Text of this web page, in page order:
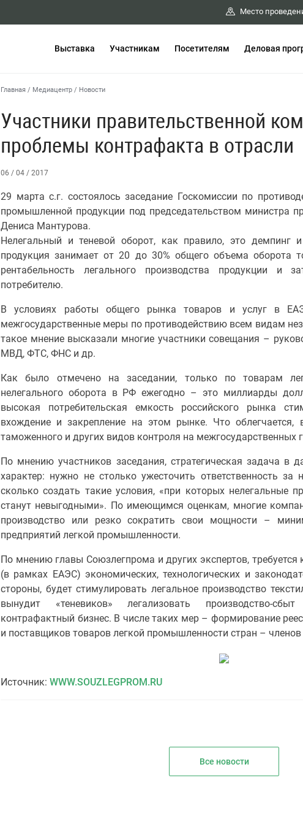
Место
Выставка Участникам Посетителям Деловая
Главная / Медиацентр / Новости
Участники правительственной
проблемы контрафакта в отрасли
06 / 04 / 2017
29 марта с.г. состоялось заседание Госкомиссии по
промышленной продукции под председательством министра
Дениса Мантурова.
Нелегальный и теневой оборот, как правило, это демпинг
продукция занимает от 20 до 30% общего объема оборота
рентабельность легального производства продукции и
потребителю.
В условиях работы общего рынка товаров и услуг в
межгосударственные меры по противодействию всем видам
такое мнение высказали многие участники совещания –
МВД, ФТС, ФНС и др.
Как было отмечено на заседании, только по товарам
нелегального оборота в РФ ежегодно – это миллиарды
высокая потребительская емкость российского рынка
вхождение и закрепление на этом рынке. Что облегчается,
таможенного и других видов контроля на межгосударственных
По мнению участников заседания, стратегическая задача в
характер: нужно не столько ужесточить ответственность за
сколько создать такие условия, «при которых нелегальные
станут невыгодными». По имеющимся оценкам, многие
производство или резко сократить свои мощности –
предприятий легкой промышленности.
По мнению главы Союзлегпрома и других экспертов,
(в рамках ЕАЭС) экономических, технологических и
стороны, будет стимулировать легальное производство
вынудит «теневиков» легализовать производство-
контрафактный бизнес. В числе таких мер – формирование
и поставщиков товаров легкой промышленности стран –
Источник: WWW.SOUZLEGPROM.RU
Все новости